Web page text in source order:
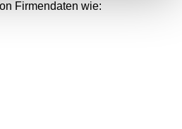
Firmendaten wie: